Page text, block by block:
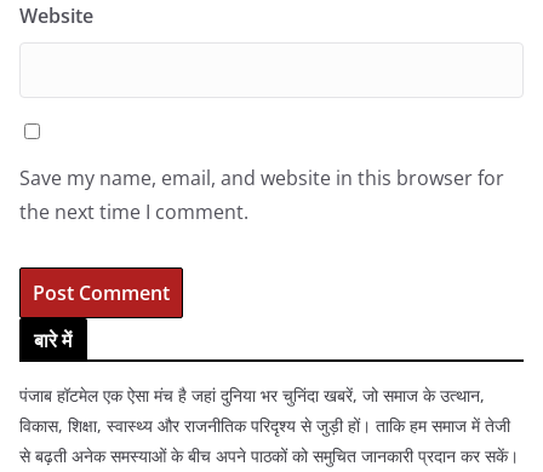
Website
Save my name, email, and website in this browser for
the next time I comment.
बारे में
पंजाब हॉटमेल एक ऐसा मंच है जहां दुनिया भर चुनिंदा खबरें, जो समाज के उत्थान,
विकास, शिक्षा, स्वास्थ्य और राजनीतिक परिदृश्य से जुड़ी हों। ताकि हम समाज में तेजी
से बढ़ती अनेक समस्याओं के बीच अपने पाठकों को समुचित जानकारी प्रदान कर सकें।